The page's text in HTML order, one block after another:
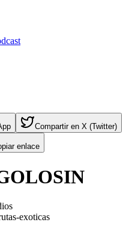
Compartir en X (Twitter)
enlace
exoticas